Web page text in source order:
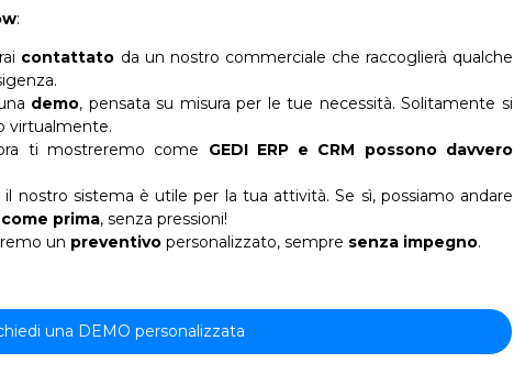
:
contattato da un nostro commerciale che raccoglierà qualche
demo, pensata su misura per le tue necessità. Solitamente si
virtualmente.
ti mostreremo come GEDI ERP e CRM possono davvero
nostro sistema è utile per la tua attività. Se sì, possiamo andare
prima, senza pressioni!
un preventivo personalizzato, sempre senza impegno.
una DEMO personalizzata